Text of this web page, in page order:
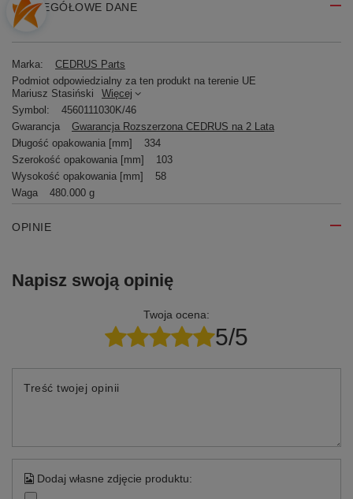
SZCZEGÓŁOWE DANE
Marka:
CEDRUS Parts
Podmiot odpowiedzialny za ten produkt na terenie UE
Mariusz Stasiński
Więcej
Symbol:
4560111030K/46
Gwarancja
Gwarancja Rozszerzona CEDRUS na 2 Lata
Długość opakowania [mm]
334
Szerokość opakowania [mm]
103
Wysokość opakowania [mm]
58
Waga
480.000 g
OPINIE
Napisz swoją opinię
Twoja ocena:
5/5
Treść twojej opinii
Dodaj własne zdjęcie produktu: